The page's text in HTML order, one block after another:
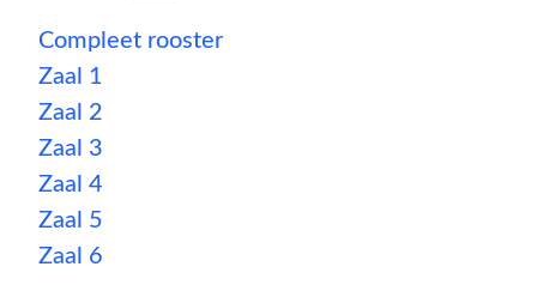
Compleet rooster
Zaal 1
Zaal 2
Zaal 3
Zaal 4
Zaal 5
Zaal 6